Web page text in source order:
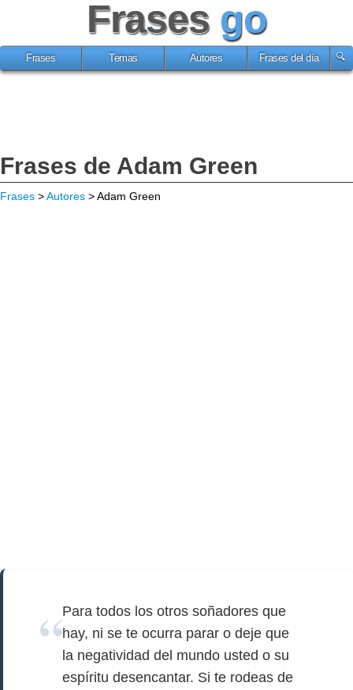
Frases go
Frases Temas Autores Frases del día
Frases de Adam Green
Frases >Autores > Adam Green
Para todos los otros soñadores que
hay, ni se te ocurra parar o deje que
la negatividad del mundo usted o su
espíritu desencantar. Si te rodeas de